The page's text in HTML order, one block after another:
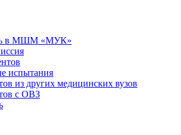
в МШМ «МУК»
испытания
из других медицинских вузов
с ОВЗ